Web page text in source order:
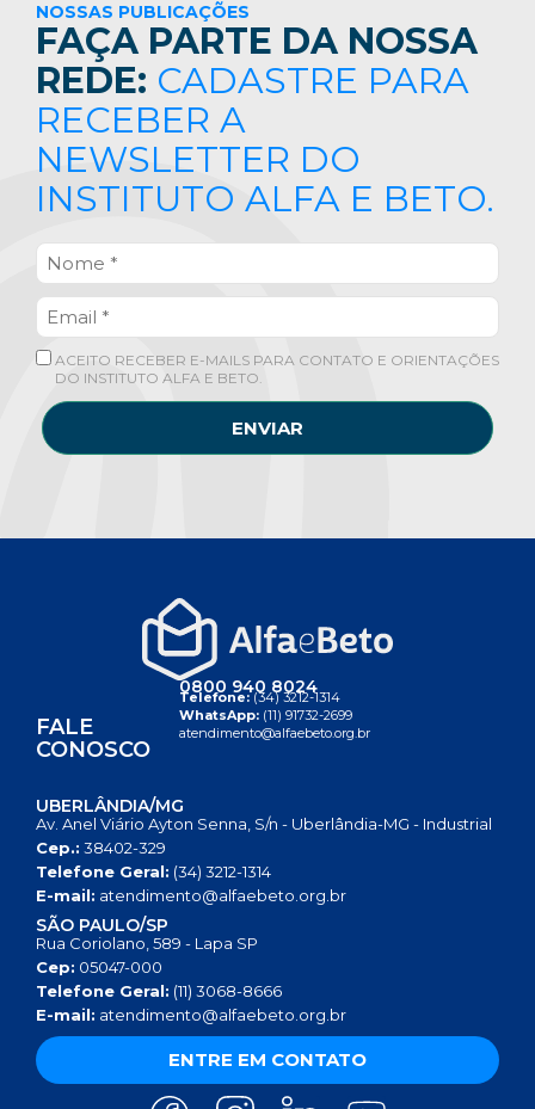
NOSSAS PUBLICAÇÕES
FAÇA PARTE DA NOSSA
REDE: CADASTRE PARA
RECEBER A
NEWSLETTER DO
INSTITUTO ALFA E BETO.
ACEITO RECEBER E-MAILS PARA CONTATO E ORIENTAÇÕES
DO INSTITUTO ALFA E BETO.
ENVIAR
FALE
CONOSCO
0800 940 8024
Telefone:(34) 3212-1314
WhatsApp: (11) 91732-2699
atendimento@alfaebeto.org.br
UBERLÂNDIA/MG
Av. Anel Viário Ayton Senna, S/n - Uberlândia-MG - Industrial
Cep.: 38402-329
Telefone Geral: (34) 3212-1314
E-mail: atendimento@alfaebeto.org.br
SÃO PAULO/SP
Rua Coriolano, 589 - Lapa SP
Cep: 05047-000
Telefone Geral: (11) 3068-8666
E-mail: atendimento@alfaebeto.org.br
ENTRE EM CONTATO